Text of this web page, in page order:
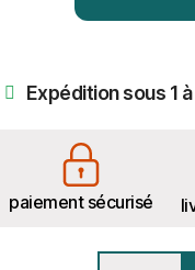
Expédition sous 1
paiement sécurisé